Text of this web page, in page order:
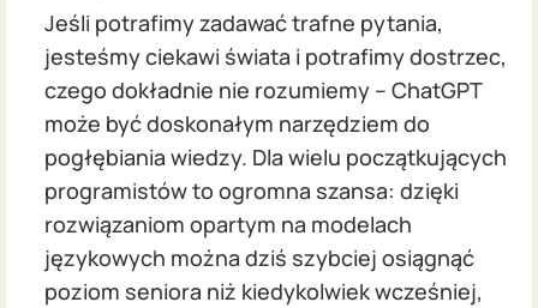
Jeśli potrafimy zadawać trafne pytania,
jesteśmy ciekawi świata i potrafimy dostrzec,
czego dokładnie nie rozumiemy – ChatGPT
może być doskonałym narzędziem do
pogłębiania wiedzy. Dla wielu początkujących
programistów to ogromna szansa: dzięki
rozwiązaniom opartym na modelach
językowych można dziś szybciej osiągnąć
poziom seniora niż kiedykolwiek wcześniej,